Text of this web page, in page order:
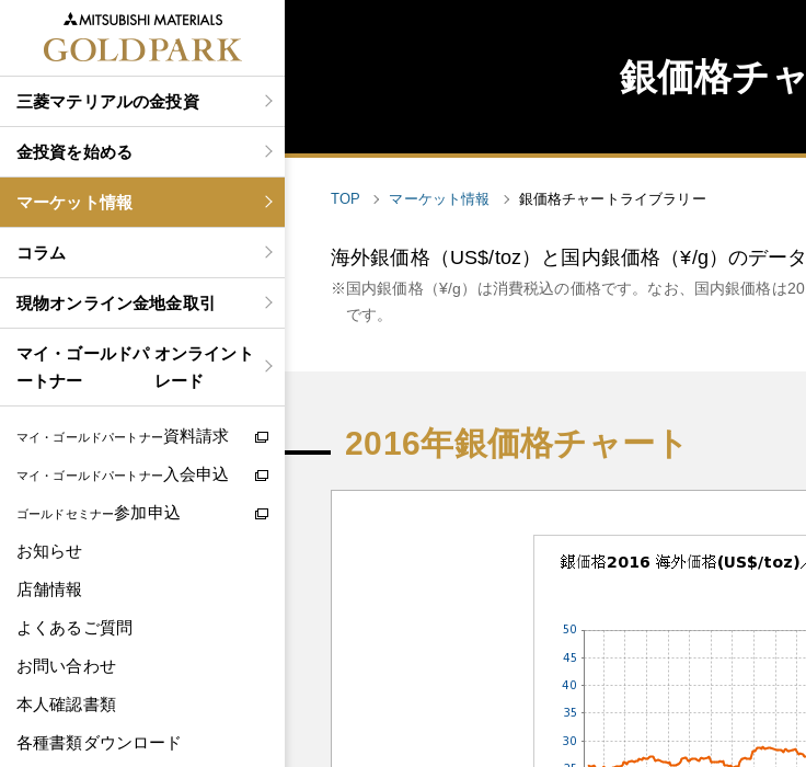
三菱マテリアルの金投資
金投資を始める
マーケット情報
コラム
現物オンライン金地金取引
マイ・ゴールドパ
ートナー
オンライント
レード
マイ・ゴールドパートナー資料請求
マイ・ゴールドパートナー 入会申込
ゴールドセミナー参加申込
お知らせ
店舗情報
よくあるご質問
お問い合わせ
本人確認書類
各種書類ダウンロード
銀価格チ
TOP マーケット情報 銀価格チャートライブラリー
海外銀価格（US$/toz）と国内銀価格（¥/g）のデー
国内銀価格（¥/g）は消費税込の価格です。なお、国内銀価格は
です。
2016年銀価格チャート